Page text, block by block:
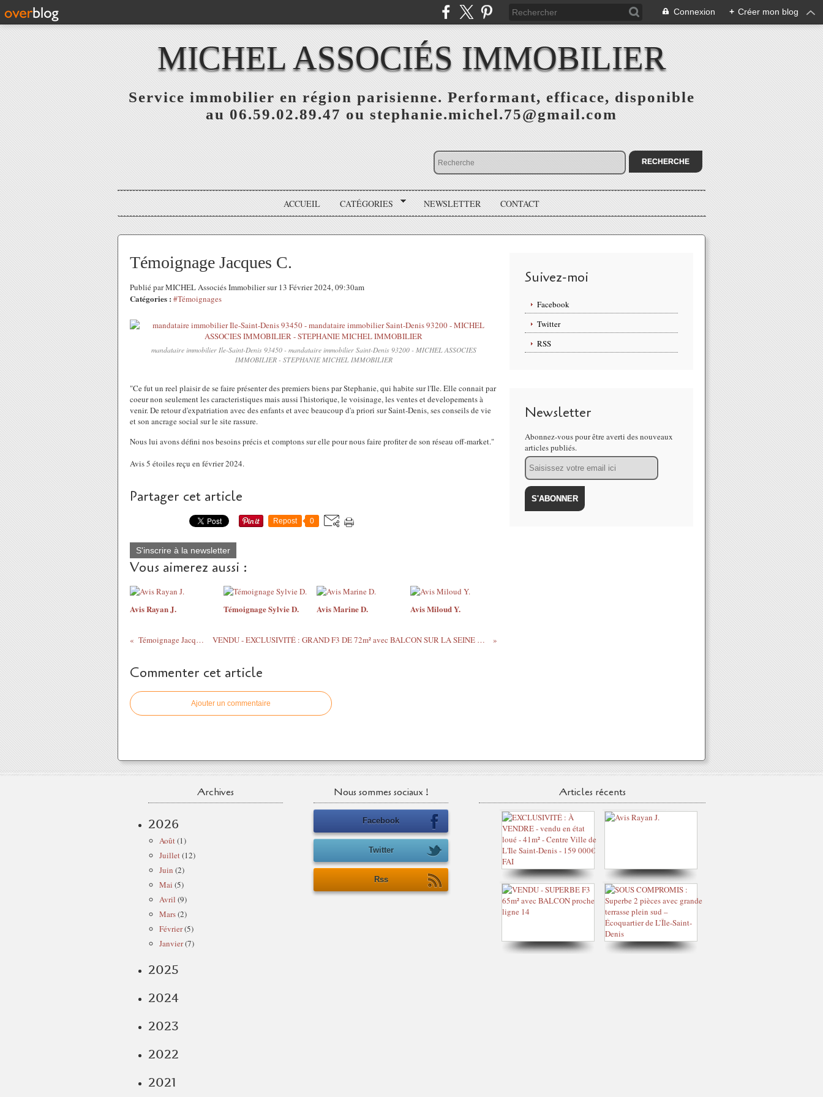
Connexion + Créer mon blog
MICHEL ASSOCIÉS IMMOBILIER
Service immobilier en région parisienne. Performant, efficace, disponible
au 06.59.02.89.47 ou stephanie.michel.75@gmail.com
ACCUEIL CATÉGORIES NEWSLETTER CONTACT
Témoignage Jacques C.
Publié par MICHEL Associés Immobilier sur 13 Février 2024, 09:30am
Catégories : #Témoignages
mandataire immobilier Ile-Saint-Denis 93450 - mandataire immobilier Saint-Denis 93200 - MICHEL ASSOCIES
IMMOBILIER - STEPHANIE MICHEL IMMOBILIER
"Ce fut un reel plaisir de se faire présenter des premiers biens par Stephanie, qui habite sur l'Ile. Elle connait par
coeur non seulement les caracteristiques mais aussi l'historique, le voisinage, les ventes et developements à
venir. De retour d'expatriation avec des enfants et avec beaucoup d'a priori sur Saint-Denis, ses conseils de vie
et son ancrage social sur le site rassure.
Nous lui avons défini nos besoins précis et comptons sur elle pour nous faire profiter de son réseau off-market."
Avis 5 étoiles reçu en février 2024.
Partager cet article
Repost 0
S'inscrire à la newsletter
Vous aimerez aussi :
Avis Rayan J. Témoignage Sylvie D. Avis Marine D. Avis Miloud Y.
Témoignage Jacques C. VENDU - EXCLUSIVITÉ : GRAND F3 DE 72m² avec BALCON SUR LA SEINE CENTRE-VILLE
Commenter cet article
Ajouter un commentaire
Suivez-moi
Facebook
Twitter
RSS
Newsletter
Abonnez-vous pour être averti des nouveaux
articles publiés.
Email
Archives
2026
Août(1)
Juillet(12)
Juin (2)
Mai (5)
Avril (9)
Mars(2)
Février(5)
Janvier(7)
2025
2024
2023
2022
2021
Nous sommes sociaux !
Facebook
Twitter
Rss
Articles récents